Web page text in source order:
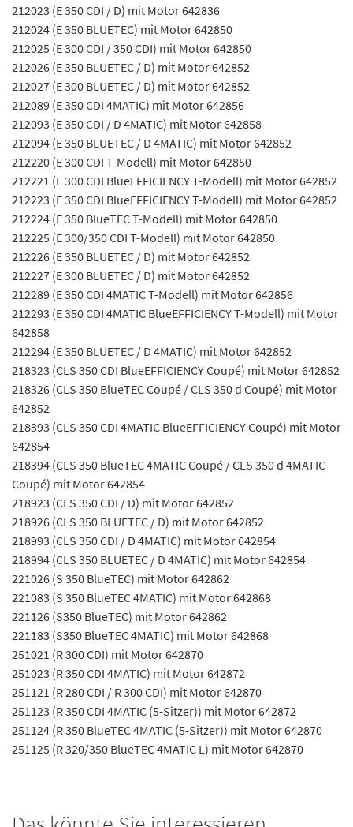
212023 (E 350 CDI / D) mit Motor 642836
212024 (E 350 BLUETEC) mit Motor 642850
212025 (E 300 CDI / 350 CDI) mit Motor 642850
212026 (E 350 BLUETEC / D) mit Motor 642852
212027 (E 300 BLUETEC / D) mit Motor 642852
212089 (E 350 CDI 4MATIC) mit Motor 642856
212093 (E 350 CDI / D 4MATIC) mit Motor 642858
212094 (E 350 BLUETEC / D 4MATIC) mit Motor 642852
212220 (E 300 CDI T-Modell) mit Motor 642850
212221 (E 300 CDI BlueEFFICIENCY T-Modell) mit Motor 642852
212223 (E 350 CDI BlueEFFICIENCY T-Modell) mit Motor 642852
212224 (E 350 BlueTEC T-Modell) mit Motor 642850
212225 (E 300/350 CDI T-Modell) mit Motor 642850
212226 (E 350 BLUETEC / D) mit Motor 642852
212227 (E 300 BLUETEC / D) mit Motor 642852
212289 (E 350 CDI 4MATIC T-Modell) mit Motor 642856
212293 (E 350 CDI 4MATIC BlueEFFICIENCY T-Modell) mit Motor
642858
212294 (E 350 BLUETEC / D 4MATIC) mit Motor 642852
218323 (CLS 350 CDI BlueEFFICIENCY Coupé) mit Motor 642852
218326 (CLS 350 BlueTEC Coupé / CLS 350 d Coupé) mit Motor
642852
218393 (CLS 350 CDI 4MATIC BlueEFFICIENCY Coupé) mit Motor
642854
218394 (CLS 350 BlueTEC 4MATIC Coupé / CLS 350 d 4MATIC
Coupé) mit Motor 642854
218923 (CLS 350 CDI / D) mit Motor 642852
218926 (CLS 350 BLUETEC / D) mit Motor 642852
218993 (CLS 350 CDI / D 4MATIC) mit Motor 642854
218994 (CLS 350 BLUETEC / D 4MATIC) mit Motor 642854
221026 (S 350 BlueTEC) mit Motor 642862
221083 (S 350 BlueTEC 4MATIC) mit Motor 642868
221126 (S350 BlueTEC) mit Motor 642862
221183 (S350 BlueTEC 4MATIC) mit Motor 642868
251021 (R 300 CDI) mit Motor 642870
251023 (R 350 CDI 4MATIC) mit Motor 642872
251121 (R 280 CDI / R 300 CDI) mit Motor 642870
251123 (R 350 CDI 4MATIC (5-Sitzer)) mit Motor 642872
251124 (R 350 BlueTEC 4MATIC (5-Sitzer)) mit Motor 642870
251125 (R 320/350 BlueTEC 4MATIC L) mit Motor 642870